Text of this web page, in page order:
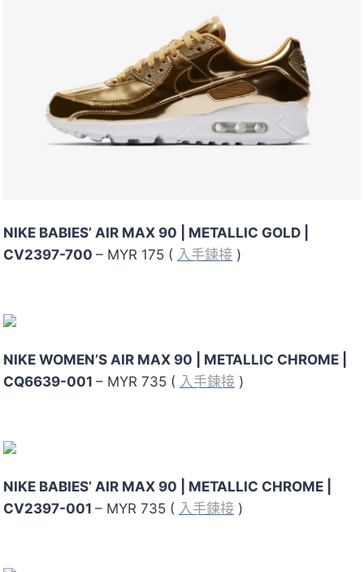
NIKE BABIES’ AIR MAX 90 | METALLIC GOLD |
CV2397-700 – MYR 175 ( 入手鍊接 )
NIKE WOMEN’S AIR MAX 90 | METALLIC CHROME |
CQ6639-001 – MYR 735 ( 入手鍊接 )
NIKE BABIES’ AIR MAX 90 | METALLIC CHROME |
CV2397-001 – MYR 735 ( 入手鍊接 )